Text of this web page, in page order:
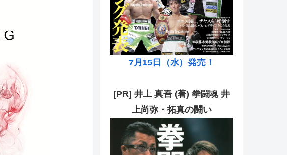
7月15日（水）発売！
[PR] 井上 真吾 (著) 拳闘魂 井
上尚弥・拓真の闘い